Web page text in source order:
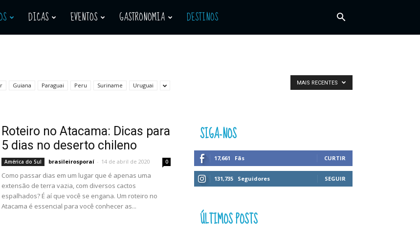
DICAS EVENTOS GASTRONOMIA DESTINOS
Guiana Paraguai Peru Suriname Uruguai MAIS RECENTES
Roteiro no Atacama: Dicas para
5 dias no deserto chileno
América do Sul brasileirosporaí - 14 de abril de 2020 0
Como passar dias em um lugar que é apenas uma
extensão de terra vazia, com diversos cactos
espalhados? É aí que você se engana. Um roteiro no
Atacama é essencial para você conhecer as...
SIGA-NOS
17,661 Fãs CURTIR
131,735 Seguidores SEGUIR
ÚLTIMOS POSTS